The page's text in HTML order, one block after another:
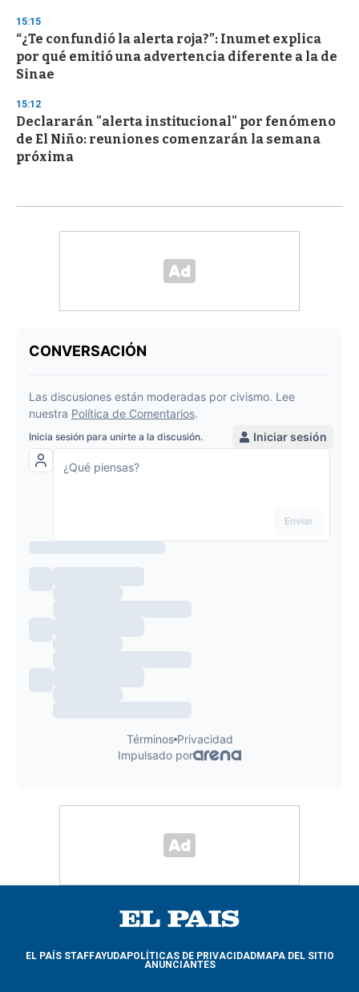
15:15
“¿Te confundió la alerta roja?”: Inumet explica
por qué emitió una advertencia diferente a la de
Sinae
15:12
Declararán "alerta institucional" por fenómeno
de El Niño: reuniones comenzarán la semana
próxima
EL PAÍS STAFFAYUDAPOLÍTICAS DE PRIVACIDADMAPA DEL SITIO
ANUNCIANTES